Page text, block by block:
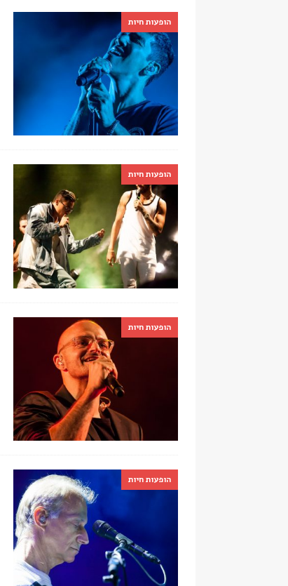
הופעות חיות
הופעות חיות
הופעות חיות
הופעות חיות